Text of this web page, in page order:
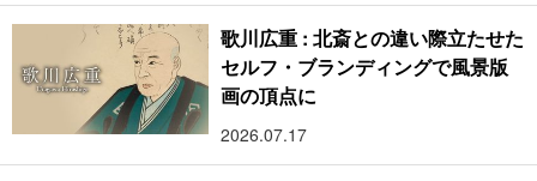
歌川広重 : 北斎との違い際立たせた
セルフ・ブランディングで風景版
画の頂点に
2026.07.17